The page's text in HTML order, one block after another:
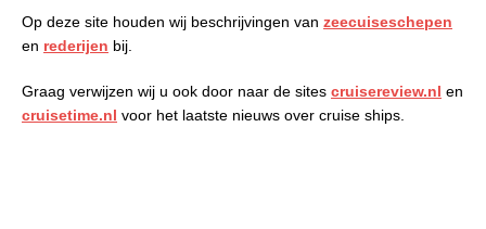
Op deze site houden wij beschrijvingen van zeecuiseschepen
en rederijen bij.
Graag verwijzen wij u ook door naar de sites cruisereview.nl en
cruisetime.nl voor het laatste nieuws over cruise ships.